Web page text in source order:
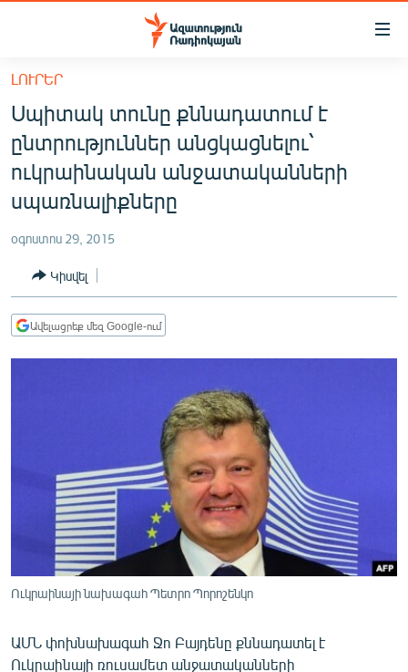
Մատչելիության
հիմնական
բովանդակությանը
Անցնել
հիմնական
մենյուին
Որոնում
ՀԱՅԱՍՏԱՆ
ՔԱՂԱՔԱԿԱՆ
ԸՆՏՐՈՒԹՅՈՒՆՆԵՐ 2026
ՏՆՏԵՍՈՒԹՅՈՒՆ
ՂԱՐԱԲԱՂ
ՊԱՏԵՐԱԶՄԻ 6 ՇԱԲԱԹՆԵՐԸ
ՍՊՈՐՏ
ՄԵԿՆԱԲԱՆՈՒԹՅՈՒՆ
ՏՏ ԵՒ ԻՆՏԵՐՆԵՏ
ԿՈՐՈՆԱՎԻՐՈՒՍ
ՏԵՍԱՆՅՈՒԹԵՐ
ԼՈՒՐԵՐ
Սպիտակ տունը քննադատում է
ընտրություններ անցկացնելու՝
ուկրաինական անջատականների
սպառնալիքները
օգոստոս 29, 2015
Կիսվել
Ավելացրեք մեզ Google-ում
Ուկրաինայի նախագահ Պետրո Պորոշենկո
ԱՄՆ փոխնախագահ Ջո Բայդենը քննադատել է
Ուկրաինայի ռուսամետ անջատականների